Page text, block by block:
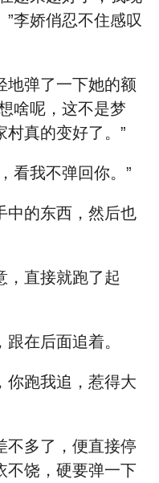
李娇俏忍不住感叹
地弹了一下她的额
啥呢，这不是梦
村真的变好了。”
看我不弹回你。”
中的东西，然后也
，直接就跑了起
在后面追着。
你跑我追，惹得大
不多了，便直接停
不饶，硬要弹一下